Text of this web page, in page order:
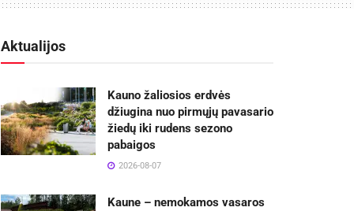
Aktualijos
Kauno žaliosios erdvės
džiugina nuo pirmųjų pavasario
žiedų iki rudens sezono
pabaigos
2026-08-07
Kaune – nemokamos vasaros